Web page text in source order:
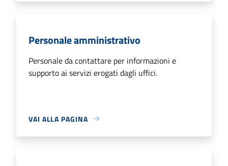
Personale amministrativo
Personale da contattare per informazioni e
supporto ai servizi erogati dagli uffici.
VAI ALLA PAGINA